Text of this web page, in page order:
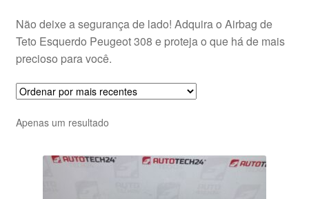
Transporte
Não deixe a segurança de lado! Adquira o Airbag de
Teto Esquerdo Peugeot 308 e proteja o que há de mais
precioso para você.
Apenas um resultado